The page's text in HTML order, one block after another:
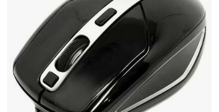
Серверное оборудование
UPS Источники бесперебойного питания
Мышки и Клавиатуры
Наушники
Сетевое оборудование
Системы охлаждения